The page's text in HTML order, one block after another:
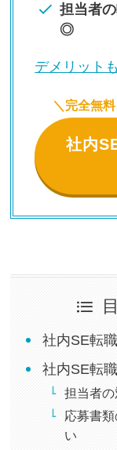
担当者
◎
デメリット
＼完全無
社内
社内SE転
社内SE転
担当者
応募書
い